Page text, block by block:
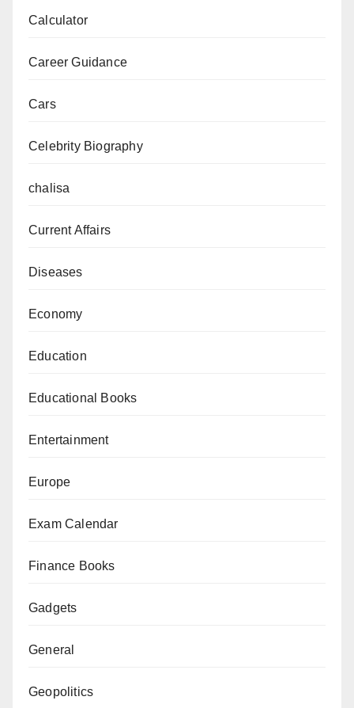
और
Days
Calculator
Career Guidance
Cars
Celebrity Biography
chalisa
Current Affairs
Diseases
Economy
Education
Educational Books
Entertainment
Europe
Exam Calendar
Finance Books
Gadgets
General
Geopolitics